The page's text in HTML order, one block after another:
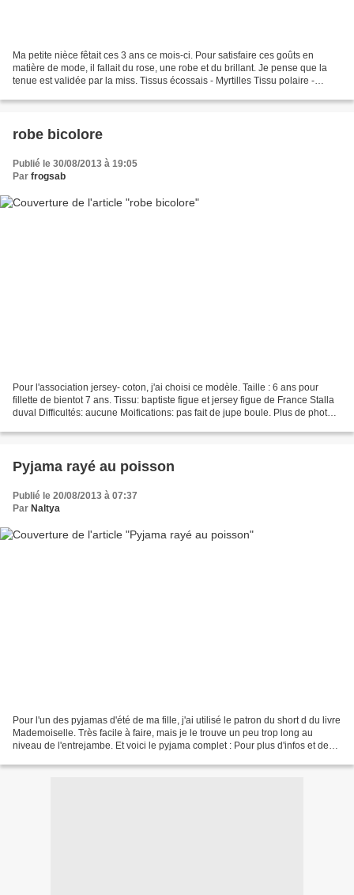
Ma petite nièce fêtait ces 3 ans ce mois-ci. Pour satisfaire ces goûts en
matière de mode, il fallait du rose, une robe et du brillant. Je pense que la
tenue est validée par la miss. Tissus écossais - Myrtilles Tissu polaire -
robe bicolore
Publié le 30/08/2013 à 19:05
Par frogsab
Pour l'association jersey- coton, j'ai choisi ce modèle. Taille : 6 ans pour
fillette de bientot 7 ans. Tissu: baptiste figue et jersey figue de France Stalla
duval Difficultés: aucune Moifications: pas fait de jupe boule. Plus de photos
Pyjama rayé au poisson
Publié le 20/08/2013 à 07:37
Par Naltya
Pour l'un des pyjamas d'été de ma fille, j'ai utilisé le patron du short d du livre
Mademoiselle. Très facile à faire, mais je le trouve un peu trop long au
niveau de l'entrejambe. Et voici le pyjama complet : Pour plus d'infos et de